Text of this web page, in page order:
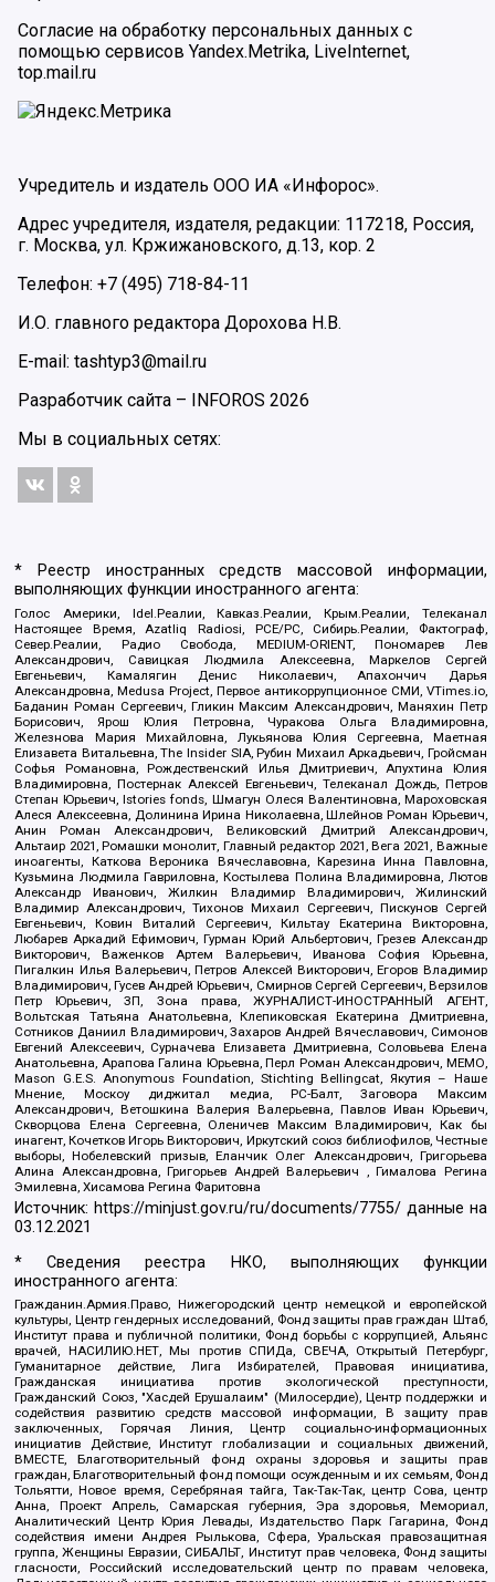
Согласие на обработку персональных данных с
помощью сервисов Yandex.Metrika, LiveInternet,
top.mail.ru
Учредитель и издатель ООО ИА «Инфорос».
Адрес учредителя, издателя, редакции: 117218, Россия,
г. Москва, ул. Кржижановского, д.13, кор. 2
Телефон: +7 (495) 718-84-11
И.О. главного редактора Дорохова Н.В.
E-mail: tashtyp3@mail.ru
Разработчик сайта – INFOROS 2026
Мы в социальных сетях:
* Реестр иностранных средств массовой информации,
выполняющих функции иностранного агента:
Голос Америки, Idel.Реалии, Кавказ.Реалии, Крым.Реалии, Телеканал
Настоящее Время, Azatliq Radiosi, PCE/PC, Сибирь.Реалии, Фактограф,
Север.Реалии, Радио Свобода, MEDIUM-ORIENT, Пономарев Лев
Александрович, Савицкая Людмила Алексеевна, Маркелов Сергей
Евгеньевич, Камалягин Денис Николаевич, Апахончич Дарья
Александровна, Medusa Project, Первое антикоррупционное СМИ, VTimes.io,
Баданин Роман Сергеевич, Гликин Максим Александрович, Маняхин Петр
Борисович, Ярош Юлия Петровна, Чуракова Ольга Владимировна,
Железнова Мария Михайловна, Лукьянова Юлия Сергеевна, Маетная
Елизавета Витальевна, The Insider SIA, Рубин Михаил Аркадьевич, Гройсман
Софья Романовна, Рождественский Илья Дмитриевич, Апухтина Юлия
Владимировна, Постернак Алексей Евгеньевич, Телеканал Дождь, Петров
Степан Юрьевич, Istories fonds, Шмагун Олеся Валентиновна, Мароховская
Алеся Алексеевна, Долинина Ирина Николаевна, Шлейнов Роман Юрьевич,
Анин Роман Александрович, Великовский Дмитрий Александрович,
Альтаир 2021, Ромашки монолит, Главный редактор 2021, Вега 2021, Важные
иноагенты, Каткова Вероника Вячеславовна, Карезина Инна Павловна,
Кузьмина Людмила Гавриловна, Костылева Полина Владимировна, Лютов
Александр Иванович, Жилкин Владимир Владимирович, Жилинский
Владимир Александрович, Тихонов Михаил Сергеевич, Пискунов Сергей
Евгеньевич, Ковин Виталий Сергеевич, Кильтау Екатерина Викторовна,
Любарев Аркадий Ефимович, Гурман Юрий Альбертович, Грезев Александр
Викторович, Важенков Артем Валерьевич, Иванова София Юрьевна,
Пигалкин Илья Валерьевич, Петров Алексей Викторович, Егоров Владимир
Владимирович, Гусев Андрей Юрьевич, Смирнов Сергей Сергеевич, Верзилов
Петр Юрьевич, ЗП, Зона права, ЖУРНАЛИСТ-ИНОСТРАННЫЙ АГЕНТ,
Вольтская Татьяна Анатольевна, Клепиковская Екатерина Дмитриевна,
Сотников Даниил Владимирович, Захаров Андрей Вячеславович, Симонов
Евгений Алексеевич, Сурначева Елизавета Дмитриевна, Соловьева Елена
Анатольевна, Арапова Галина Юрьевна, Перл Роман Александрович, МЕМО,
Mason G.E.S. Anonymous Foundation, Stichting Bellingcat, Якутия – Наше
Мнение, Москоу диджитал медиа, РС-Балт, Заговора Максим
Александрович, Ветошкина Валерия Валерьевна, Павлов Иван Юрьевич,
Скворцова Елена Сергеевна, Оленичев Максим Владимирович, Как бы
инагент, Кочетков Игорь Викторович, Иркутский союз библиофилов, Честные
выборы, Нобелевский призыв, Еланчик Олег Александрович, Григорьева
Алина Александровна, Григорьев Андрей Валерьевич , Гималова Регина
Эмилевна, Хисамова Регина Фаритовна
Источник: https://minjust.gov.ru/ru/documents/7755/ данные на
03.12.2021
* Сведения реестра НКО, выполняющих функции
иностранного агента:
Гражданин.Армия.Право, Нижегородский центр немецкой и европейской
культуры, Центр гендерных исследований, Фонд защиты прав граждан Штаб,
Институт права и публичной политики, Фонд борьбы с коррупцией, Альянс
врачей, НАСИЛИЮ.НЕТ, Мы против СПИДа, СВЕЧА, Открытый Петербург,
Гуманитарное действие, Лига Избирателей, Правовая инициатива,
Гражданская инициатива против экологической преступности,
Гражданский Союз, "Хасдей Ерушалаим" (Милосердие), Центр поддержки и
содействия развитию средств массовой информации, В защиту прав
заключенных, Горячая Линия, Центр социально-информационных
инициатив Действие, Институт глобализации и социальных движений,
ВМЕСТЕ, Благотворительный фонд охраны здоровья и защиты прав
граждан, Благотворительный фонд помощи осужденным и их семьям, Фонд
Тольятти, Новое время, Серебряная тайга, Так-Так-Так, центр Сова, центр
Анна, Проект Апрель, Самарская губерния, Эра здоровья, Мемориал,
Аналитический Центр Юрия Левады, Издательство Парк Гагарина, Фонд
содействия имени Андрея Рылькова, Сфера, Уральская правозащитная
группа, Женщины Евразии, СИБАЛЬТ, Институт прав человека, Фонд защиты
гласности, Российский исследовательский центр по правам человека,